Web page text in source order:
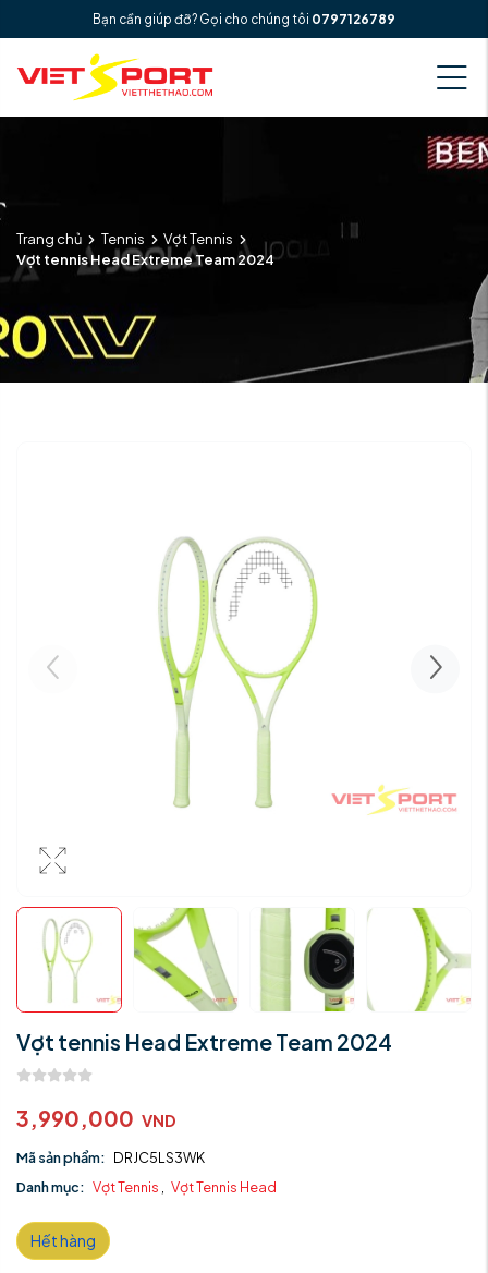
Bạn cần giúp đỡ? Gọi cho chúng tôi 0797126789
Trang chủ Tennis
Vợt Tennis
Vợt tennis Head Extreme Team 2024
Vợt tennis Head Extreme Team 2024
3,990,000 VND
Mã sản phẩm: DRJC5LS3WK
Danh mục: Vợt Tennis , Vợt Tennis Head
Hết hàng